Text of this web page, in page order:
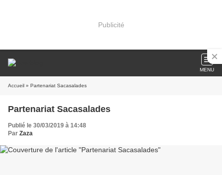
Publicité
MENU
Accueil » Partenariat Sacasalades
Partenariat Sacasalades
Publié le 30/03/2019 à 14:48
Par Zaza